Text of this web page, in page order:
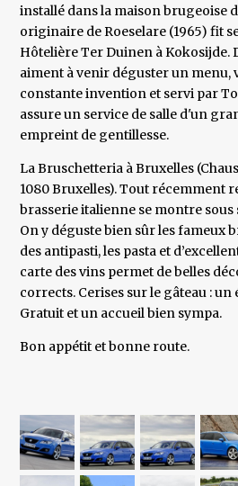
installé dans la maison brugeoise
originaire de Roeselare (1965) fit
Hôtelière Ter Duinen à Kokosijde.
aiment à venir déguster un menu,
constante invention et servi par
assure un service de salle d'un
empreint de gentillesse.
La Bruschetteria à Bruxelles
1080 Bruxelles). Tout récemment
brasserie italienne se montre sous
On y déguste bien sûr les fameux
des antipasti, les pasta et
carte des vins permet de belles
corrects. Cerises sur le gâteau :
Gratuit et un accueil bien sympa.
Bon appétit et bonne route.